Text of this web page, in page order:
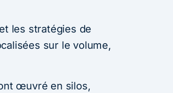
les stratégies de
sur le volume,
œuvré en silos,